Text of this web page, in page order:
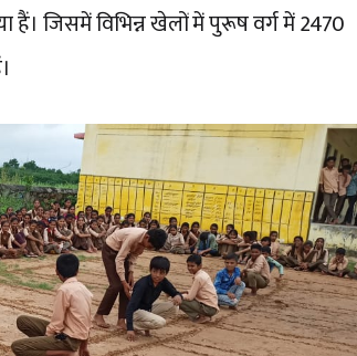
हैं। जिसमें विभिन्न खेलों में पुरूष वर्ग में 2470